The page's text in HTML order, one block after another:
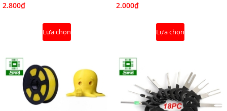
2.800₫
Lựa chọn
2.000₫
Lựa chọn